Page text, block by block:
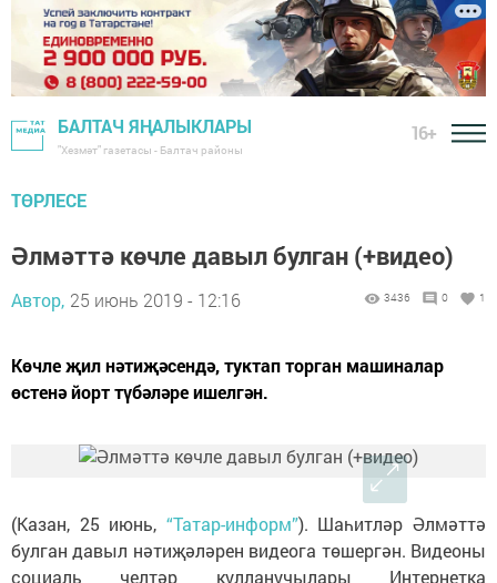
БАЛТАЧ ЯҢАЛЫКЛАРЫ
"Хезмәт" газетасы - Балтач районы
16+
ТӨРЛЕСЕ
Әлмәттә көчле давыл булган (+видео)
Автор, 25 июнь 2019 - 12:16 3436 0 1
Көчле җил нәтиҗәсендә, туктап торган машиналар
өстенә йорт түбәләре ишелгән.
(Казан, 25 июнь, “Татар-информ”). Шаһитләр Әлмәттә
булган давыл нәтиҗәләрен видеога төшергән. Видеоны
социаль челтәр кулланучылары Интернетка